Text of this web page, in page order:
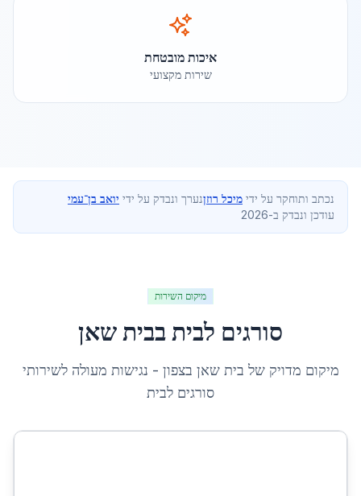
איכות מובטחת
שירות מקצועי
נכתב ותוחקר על ידי מיכל רוזןנערך ונבדק על ידי יואב בן־עמי
עודכן ונבדק ב-2026
מיקום השירות
סורגים לבית בבית שאן
מיקום מדויק של בית שאן בצפון - נגישות מעולה לשירותי
סורגים לבית